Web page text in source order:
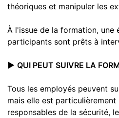
théoriques et manipuler les
À l'issue de la formation, une
participants sont prêts à
▶️ QUI PEUT SUIVRE LA
Tous les employés peuvent
mais elle est
responsables de la sécurité,